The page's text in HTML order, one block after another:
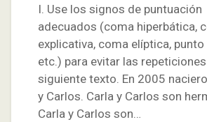
I. Use los signos de puntuación
adecuados (coma hiperbática,
explicativa, coma elíptica, punto
etc.) para evitar las
siguiente texto. En 2005
y Carlos. Carla y Carlos son
Carla y Carlos son…